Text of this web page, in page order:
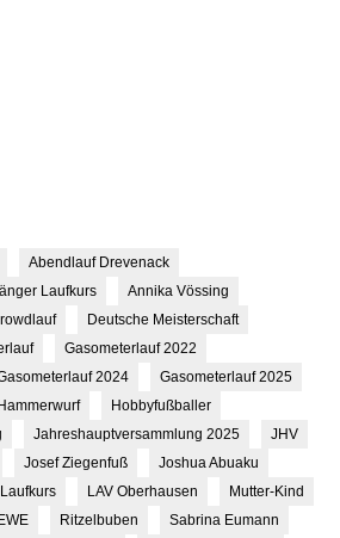
Abendlauf Drevenack
Laufkurs
Annika Vössing
Deutsche Meisterschaft
Gasometerlauf 2022
2024
Gasometerlauf 2025
Hobbyfußballer
Jahreshauptversammlung 2025
JHV
Josef Ziegenfuß
Joshua Abuaku
Laufkurs LAV Oberhausen
Mutter-Kind
Ritzelbuben
Sabrina Eumann